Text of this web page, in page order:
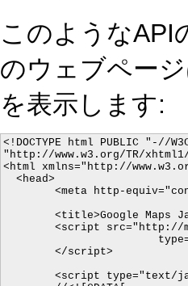
このようなAPI
のウェブペー
を表示します:
<!DOCTYPE html PUBLIC "-//
"http://www.w3.org/TR/
<html xmlns="http://
  <head>